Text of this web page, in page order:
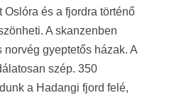
Oslóra és a fjordra történő
A skanzenben
norvég gyeptetős házak. A
szép. 350
a Hadangi fjord felé,